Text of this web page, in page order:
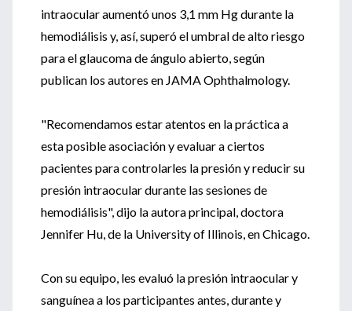
intraocular aumentó unos 3,1 mm Hg durante la
hemodiálisis y, así, superó el umbral de alto riesgo
para el glaucoma de ángulo abierto, según
publican los autores en JAMA Ophthalmology.
"Recomendamos estar atentos en la práctica a
esta posible asociación y evaluar a ciertos
pacientes para controlarles la presión y reducir su
presión intraocular durante las sesiones de
hemodiálisis", dijo la autora principal, doctora
Jennifer Hu, de la University of Illinois, en Chicago.
Con su equipo, les evaluó la presión intraocular y
sanguínea a los participantes antes, durante y